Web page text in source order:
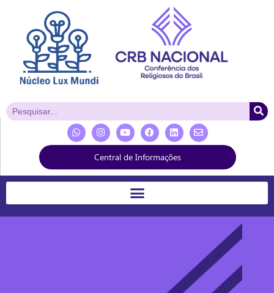
Central de Informações